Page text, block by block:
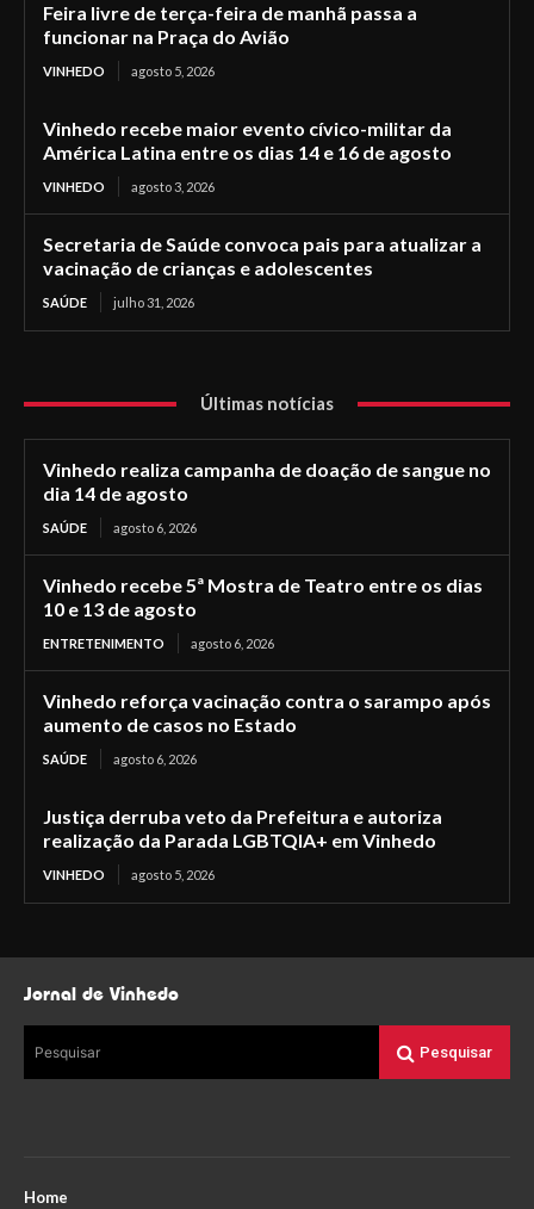
Feira livre de terça-feira de manhã passa a
funcionar na Praça do Avião
VINHEDO agosto 5, 2026
Vinhedo recebe maior evento cívico-militar da
América Latina entre os dias 14 e 16 de agosto
VINHEDO agosto 3, 2026
Secretaria de Saúde convoca pais para atualizar a
vacinação de crianças e adolescentes
SAÚDE julho 31, 2026
Últimas notícias
Vinhedo realiza campanha de doação de sangue no
dia 14 de agosto
SAÚDE agosto 6, 2026
Vinhedo recebe 5ª Mostra de Teatro entre os dias
10 e 13 de agosto
ENTRETENIMENTO agosto 6, 2026
Vinhedo reforça vacinação contra o sarampo após
aumento de casos no Estado
SAÚDE agosto 6, 2026
Justiça derruba veto da Prefeitura e autoriza
realização da Parada LGBTQIA+ em Vinhedo
VINHEDO agosto 5, 2026
Jornal de Vinhedo
Pesquisar Pesquisar
Home